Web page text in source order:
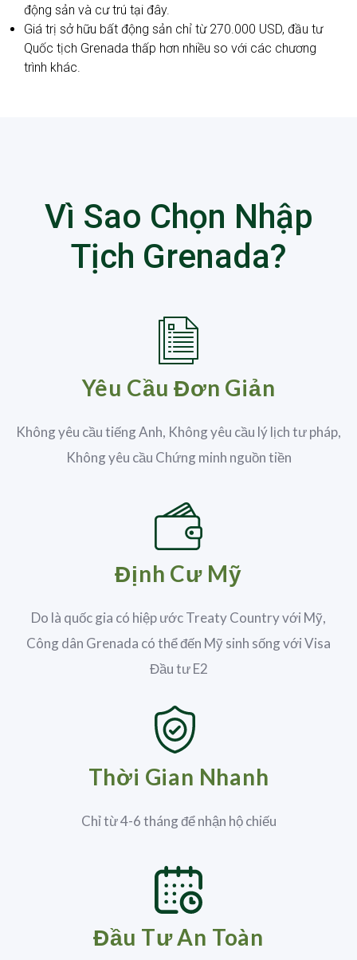
động sản và cư trú tại đây.
Giá trị sở hữu bất động sản chỉ từ 270.000 USD, đầu tư
Quốc tịch Grenada thấp hơn nhiều so với các chương
trình khác.
Vì Sao Chọn Nhập
Tịch Grenada?
Yêu Cầu Đơn Giản
Không yêu cầu tiếng Anh, Không yêu cầu lý lịch tư pháp,
Không yêu cầu Chứng minh nguồn tiền
Định Cư Mỹ
Do là quốc gia có hiệp ước Treaty Country với Mỹ,
Công dân Grenada có thể đến Mỹ sinh sống với Visa
Đầu tư E2
Thời Gian Nhanh
Chỉ từ 4-6 tháng để nhận hộ chiếu
Đầu Tư An Toàn